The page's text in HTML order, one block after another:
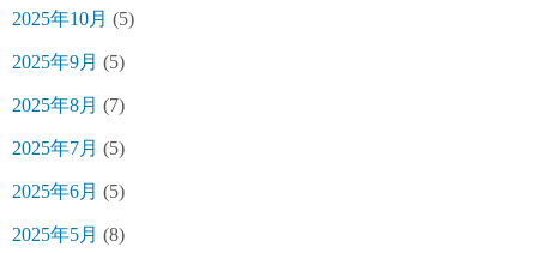
2025年10月 (5)
2025年9月 (5)
2025年8月 (7)
2025年7月 (5)
2025年6月 (5)
2025年5月 (8)